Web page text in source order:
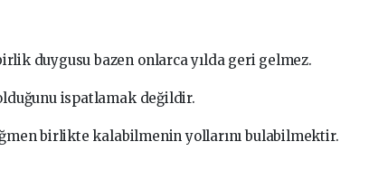
duygusu bazen onlarca yılda geri gelmez.
ispatlamak değildir.
birlikte kalabilmenin yollarını bulabilmektir.